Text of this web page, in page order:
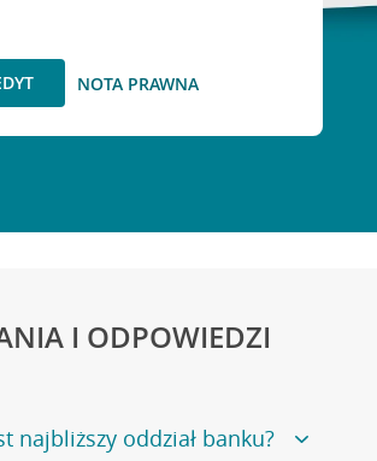
NOTA PRAWNA
I ODPOWIEDZI
najbliższy oddział banku?